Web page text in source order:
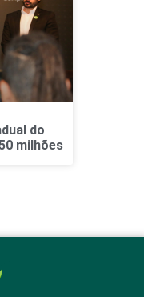
do
milhões